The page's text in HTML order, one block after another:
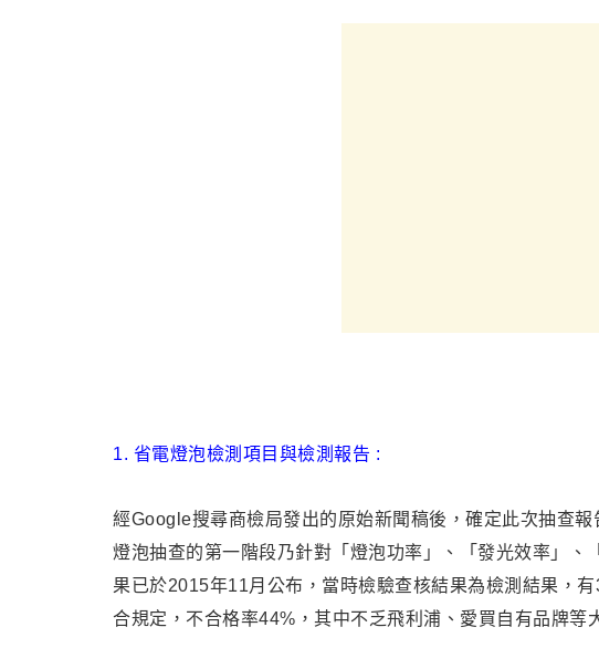
1. 省電燈泡檢測項目與檢測報告 :
經Google搜尋商檢局發出的原始新聞稿後 ，確定此次抽查
燈泡抽查的第一階段乃針對 「燈泡功率」、「發光效率」
果已於2015年11月公布，當時檢驗查核結果為檢測結果，
合規定，不合格率44%，其中不乏飛利浦、愛買自有品牌等